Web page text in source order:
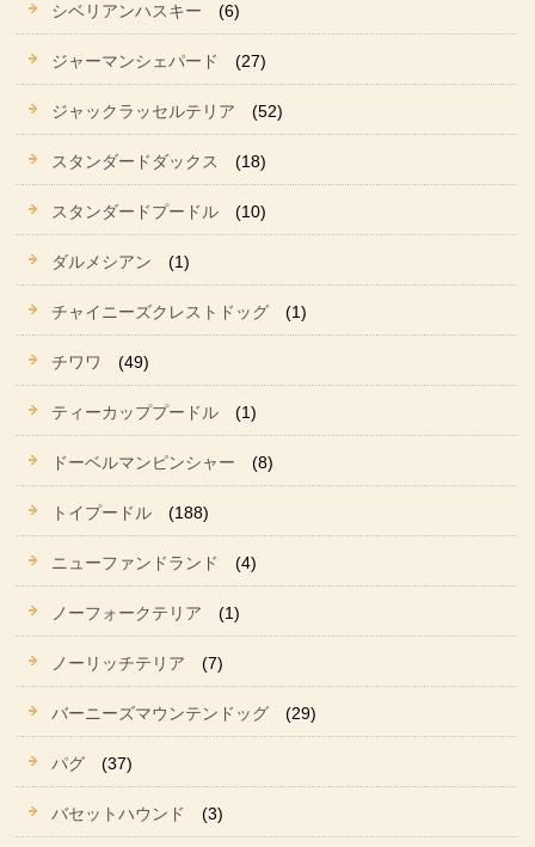
シベリアンハスキー (6)
ジャーマンシェパード (27)
ジャックラッセルテリア (52)
スタンダードダックス (18)
スタンダードプードル (10)
ダルメシアン (1)
チャイニーズクレストドッグ (1)
チワワ (49)
ティーカッププードル (1)
ドーベルマンピンシャー (8)
トイプードル (188)
ニューファンドランド (4)
ノーフォークテリア (1)
ノーリッチテリア (7)
バーニーズマウンテンドッグ (29)
パグ (37)
バセットハウンド (3)